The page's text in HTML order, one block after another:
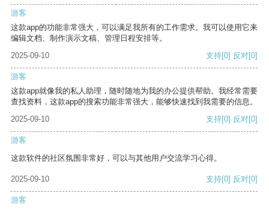
游客
这款app的功能非常强大，可以满足我所有的工作需求。我可以使用它来
编辑文档、制作演示文稿、管理日程安排等。
2025-09-10
支持[0] 反对[0]
游客
这款app就像我的私人助理，随时随地为我的办公提供帮助。我经常需要
查找资料，这款app的搜索功能非常强大，能够快速找到我需要的信息。
2025-09-10
支持[0] 反对[0]
游客
这款软件的社区氛围非常好，可以与其他用户交流学习心得。
2025-09-10 支持[0] 反对[0]
游客